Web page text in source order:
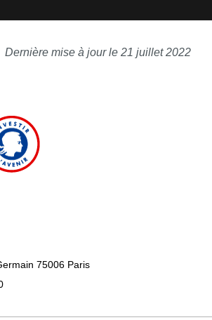
Dernière mise à jour le 21 juillet 2022
75006 Paris